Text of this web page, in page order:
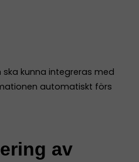
kunna integreras med
automatiskt förs
av